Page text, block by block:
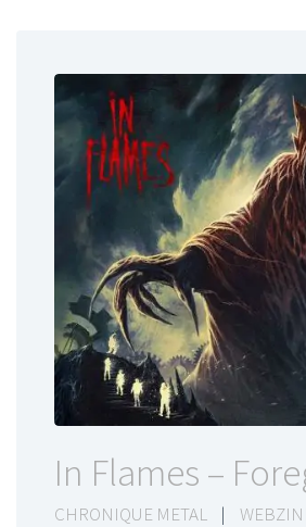
In Flames –
CHRONIQUE METAL |